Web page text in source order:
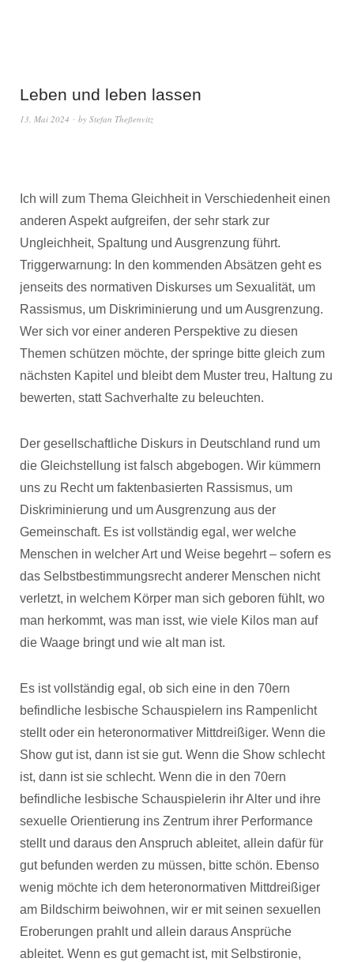
Leben und leben lassen
13. Mai 2024 by Stefan Theßenvitz
Ich will zum Thema Gleichheit in Verschiedenheit einen
anderen Aspekt aufgreifen, der sehr stark zur
Ungleichheit, Spaltung und Ausgrenzung führt.
Triggerwarnung: In den kommenden Absätzen geht es
jenseits des normativen Diskurses um Sexualität, um
Rassismus, um Diskriminierung und um Ausgrenzung.
Wer sich vor einer anderen Perspektive zu diesen
Themen schützen möchte, der springe bitte gleich zum
nächsten Kapitel und bleibt dem Muster treu, Haltung zu
bewerten, statt Sachverhalte zu beleuchten.
Der gesellschaftliche Diskurs in Deutschland rund um
die Gleichstellung ist falsch abgebogen. Wir kümmern
uns zu Recht um faktenbasierten Rassismus, um
Diskriminierung und um Ausgrenzung aus der
Gemeinschaft. Es ist vollständig egal, wer welche
Menschen in welcher Art und Weise begehrt – sofern es
das Selbstbestimmungsrecht anderer Menschen nicht
verletzt, in welchem Körper man sich geboren fühlt, wo
man herkommt, was man isst, wie viele Kilos man auf
die Waage bringt und wie alt man ist.
Es ist vollständig egal, ob sich eine in den 70ern
befindliche lesbische Schauspielern ins Rampenlicht
stellt oder ein heteronormativer Mittdreißiger. Wenn die
Show gut ist, dann ist sie gut. Wenn die Show schlecht
ist, dann ist sie schlecht. Wenn die in den 70ern
befindliche lesbische Schauspielerin ihr Alter und ihre
sexuelle Orientierung ins Zentrum ihrer Performance
stellt und daraus den Anspruch ableitet, allein dafür für
gut befunden werden zu müssen, bitte schön. Ebenso
wenig möchte ich dem heteronormativen Mittdreißiger
am Bildschirm beiwohnen, wir er mit seinen sexuellen
Eroberungen prahlt und allein daraus Ansprüche
ableitet. Wenn es gut gemacht ist, mit Selbstironie,